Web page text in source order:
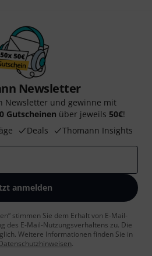
Newsletter
Newsletter und gewinne mit
Gutscheinen über jeweils 50€!
Deals Thomann Insights
anmelden
stimmen Sie dem Erhalt von E-Mail-
des E-Mail-Nutzungsverhaltens zu. Die
Weitere Informationen finden Sie in
.